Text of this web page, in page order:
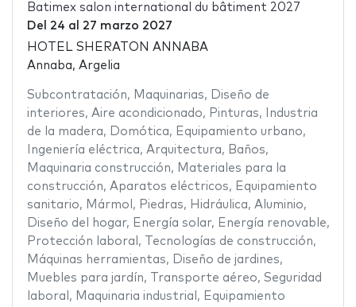
Batimex salon international du bâtiment 2027
Del 24 al 27 marzo 2027
HOTEL SHERATON ANNABA
Annaba, Argelia
Subcontratación, Maquinarias,
Diseño de
interiores, Aire acondicionado, Pinturas,
Industria
de la madera, Domótica, Equipamiento urbano,
Ingeniería eléctrica, Arquitectura, Baños,
Maquinaria construcción, Materiales para la
construcción, Aparatos eléctricos, Equipamiento
sanitario, Mármol , Piedras, Hidráulica, Aluminio,
Diseño del hogar, Energía solar, Energía renovable,
Protección laboral , Tecnologías de construcción,
Máquinas herramientas, Diseño de jardines,
Muebles para jardín, Transporte aéreo, Seguridad
laboral , Maquinaria industrial , Equipamiento